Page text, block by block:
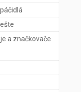
a značkovače